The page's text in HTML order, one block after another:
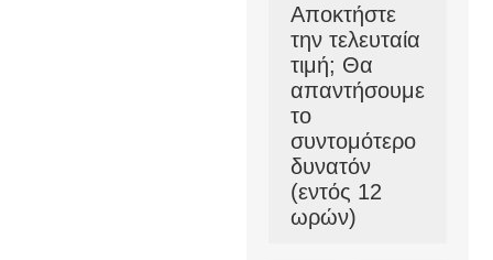
Αποκτήστε
την τελευταία
τιμή; Θα
απαντήσουμε
το
συντομότερο
δυνατόν
(εντός 12
ωρών)